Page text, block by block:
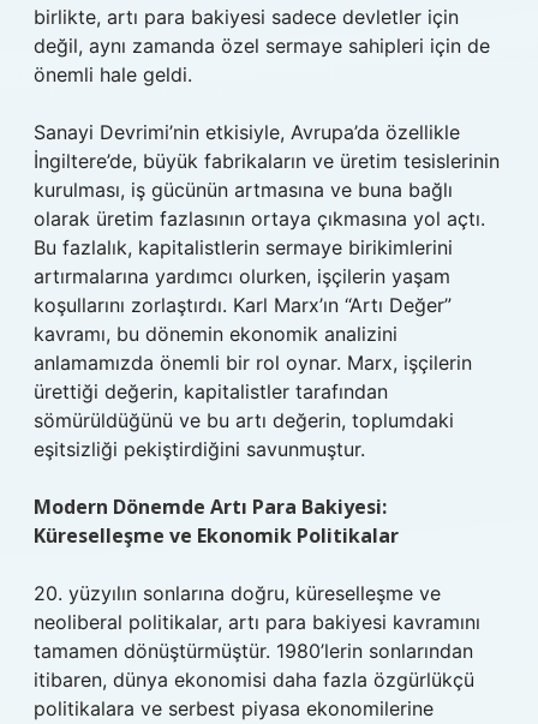
birlikte, artı para bakiyesi sadece devletler için
değil, aynı zamanda özel sermaye sahipleri için de
önemli hale geldi.
Sanayi Devrimi’nin etkisiyle, Avrupa’da özellikle
İngiltere’de, büyük fabrikaların ve üretim tesislerinin
kurulması, iş gücünün artmasına ve buna bağlı
olarak üretim fazlasının ortaya çıkmasına yol açtı.
Bu fazlalık, kapitalistlerin sermaye birikimlerini
artırmalarına yardımcı olurken, işçilerin yaşam
koşullarını zorlaştırdı. Karl Marx’ın “Artı Değer”
kavramı, bu dönemin ekonomik analizini
anlamamızda önemli bir rol oynar. Marx, işçilerin
ürettiği değerin, kapitalistler tarafından
sömürüldüğünü ve bu artı değerin, toplumdaki
eşitsizliği pekiştirdiğini savunmuştur.
Modern Dönemde Artı Para Bakiyesi:
Küreselleşme ve Ekonomik Politikalar
20. yüzyılın sonlarına doğru, küreselleşme ve
neoliberal politikalar, artı para bakiyesi kavramını
tamamen dönüştürmüştür. 1980’lerin sonlarından
itibaren, dünya ekonomisi daha fazla özgürlükçü
politikalara ve serbest piyasa ekonomilerine